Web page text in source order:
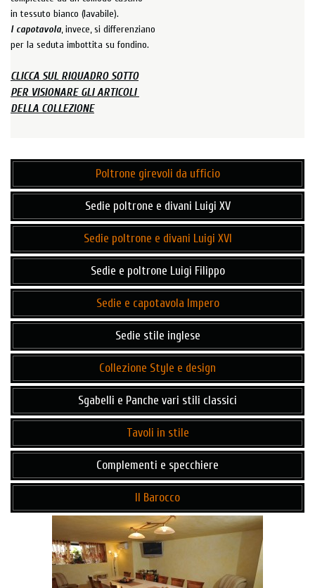
in tessuto bianco (lavabile).
I capotavola, invece, si differenziano
per la seduta imbottita su fondino.
CLICCA SUL RIQUADRO SOTTO
PER VISIONARE GLI ARTICOLI
DELLA COLLEZIONE
Poltrone girevoli da ufficio
Sedie poltrone e divani Luigi XV
Sedie poltrone e divani Luigi XVI
Sedie e poltrone Luigi Filippo
Sedie e capotavola Impero
Sedie stile inglese
Collezione Style e design
Sgabelli e Panche vari stili classici
Tavoli in stile
Complementi e specchiere
Il Barocco